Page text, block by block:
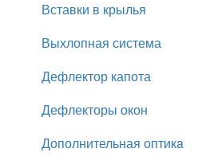
Вставки в крылья
Выхлопная система
Дефлектор капота
Дефлекторы окон
Дополнительная оптикa